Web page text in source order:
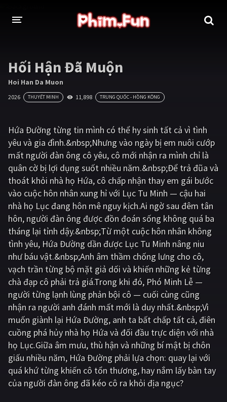
THỂ LOẠI
Thần thoại - Cổ trang
Tâm lý Chiến tranh
Kinh dị Tội phạm - Hình sự
Phiêu lưu Hài hước
Viễn tưởng Khoa học - Tài liệu
Hoạt hình Thể thao
Tình cảm - Lãng mạn Kỳ ảo
Giật gân Gia đình
Bí ẩn Lịch sử
Viễn Tây Tiểu sử
GameShow DramaTV
QUỐC GIA
Âu - Mỹ Trung Quốc - Hồng Kông
Hàn Quốc Nhật Bản
Hối Hận Đã Muộn
Hoi Han Da Muon
2026 THUYẾT MINH 11,898 TRUNG QUỐC - HỒNG KÔNG
Hứa Đường từng tin mình có thể hy sinh tất cả vì tình
yêu và gia đình.&nbsp;Nhưng vào ngày bị em nuôi cướp
mất người đàn ông cô yêu, cô mới nhận ra mình chỉ là
quân cờ bị lợi dụng suốt nhiều năm.&nbsp;Để trả đũa và
thoát khỏi nhà họ Hứa, cô chấp nhận thay em gái bước
vào cuộc hôn nhân xung hỉ với Lục Tu Minh — cậu hai
nhà họ Lục đang hôn mê nguy kịch.Ai ngờ sau đêm tân
hôn, người đàn ông được đồn đoán sống không quá ba
tháng lại tỉnh dậy.&nbsp;Từ một cuộc hôn nhân không
tình yêu, Hứa Đường dần được Lục Tu Minh nâng niu
như báu vật.&nbsp;Anh âm thầm chống lưng cho cô,
vạch trần từng bộ mặt giả dối và khiến những kẻ từng
chà đạp cô phải trả giá.Trong khi đó, Phó Minh Lễ —
người từng lạnh lùng phản bội cô — cuối cùng cũng
nhận ra người anh đánh mất mới là duy nhất.&nbsp;Vì
muốn giành lại Hứa Đường, anh ta bất chấp tất cả, điên
cuồng phá hủy nhà họ Hứa và đối đầu trực diện với nhà
họ Lục.Giữa âm mưu, thù hận và những bí mật bị chôn
giấu nhiều năm, Hứa Đường phải lựa chọn: quay lại với
quá khứ từng khiến cô tổn thương, hay nắm lấy bàn tay
của người đàn ông đã kéo cô ra khỏi địa ngục?